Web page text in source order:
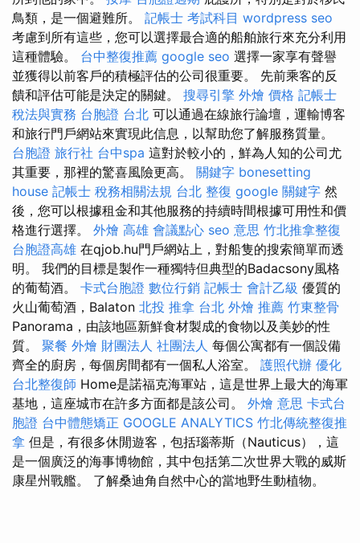
鳥類，是一個避難所。 記帳士 考試科目 wordpress seo
考慮到所有這些，您可以選擇最合適的船舶旅行來充分利用
這種體驗。 台中整復推薦 google seo 選擇一家享有聲譽
並獲得以前客戶的積極評估的公司很重要。 先前乘客的反
饋和評估可能是決定的關鍵。 搜尋引擎 外燴 價格 記帳士
稅法與實務 台胞證 台北 可以通過在線旅行論壇，運輸博客
和旅行門戶網站來實現此信息，以幫助您了解服務質量。
台胞證 旅行社 台中spa 這對於較小的，鮮為人知的公司尤
其重要，那裡的驚喜風險更高。 關鍵字 bonesetting
house 記帳士 稅務相關法規 台北 整復 google 關鍵字 然
後，您可以根據租金和其他服務的持續時間根據可用性和價
格進行選擇。 外燴 高雄 會議點心 seo 意思 竹北推拿整復
台胞證高雄 在qjob.hu門戶網站上，對船隻的搜索簡單而透
明。 我們的目標是製作一種獨特但典型的Badacsony風格
的葡萄酒。 卡式台胞證 數位行銷 記帳士 會計乙級 優質的
火山葡萄酒，Balaton 北投 推拿 台北 外燴 推薦 竹東整骨
Panorama，由該地區新鮮食材製成的食物以及美妙的性
質。 聚餐 外燴 財團法人 社團法人 每個公寓都有一個設備
齊全的廚房，每個房間都有一個私人浴室。 護照代辦 優化
台北整復師 Home是諾福克海軍站，這是世界上最大的海軍
基地，這座城市在許多方面都是該公司。 外燴 意思 卡式台
胞證 台中體態矯正 GOOGLE ANALYTICS 竹北傳統整復推
拿 但是，有很多休閒遊客，包括瑙蒂斯（Nauticus），這
是一個廣泛的海事博物館，其中包括第二次世界大戰的威斯
康星州戰艦。 了解桑迪角自然中心的當地野生動植物。